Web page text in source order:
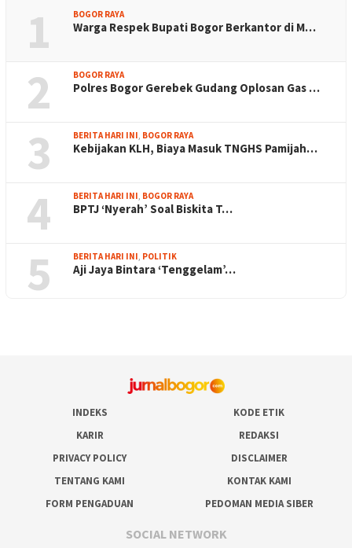
1 BOGOR RAYA
Warga Respek Bupati Bogor Berkantor di M…
2 BOGOR RAYA
Polres Bogor Gerebek Gudang Oplosan Gas …
3 BERITA HARI INI, BOGOR RAYA
Kebijakan KLH, Biaya Masuk TNGHS Pamijah…
4 BERITA HARI INI, BOGOR RAYA
BPTJ ‘Nyerah’ Soal Biskita T…
5 BERITA HARI INI, POLITIK
Aji Jaya Bintara ‘Tenggelam’…
INDEKS
KODE ETIK
KARIR
REDAKSI
PRIVACY POLICY
DISCLAIMER
TENTANG KAMI
KONTAK KAMI
FORM PENGADUAN
PEDOMAN MEDIA SIBER
SOCIAL NETWORK